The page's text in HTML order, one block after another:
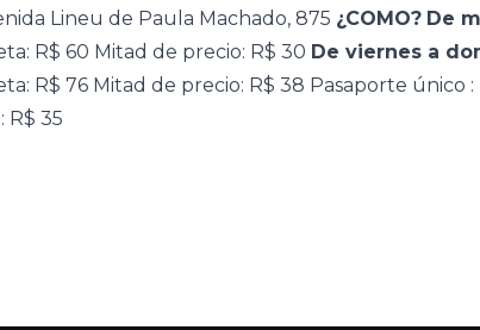
Lineu de Paula Machado, 875 ¿COMO? De
R$ 60 Mitad de precio: R$ 30 De viernes a
R$ 76 Mitad de precio: R$ 38 Pasaporte único :
: R$ 35